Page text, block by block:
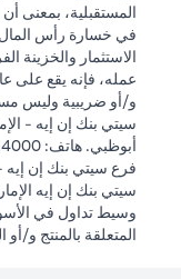
المستقبلية، بمعنى
في خسارة رأس المال
الاستثمار والخزينة
عمله، فإنه يقع على
و/أو ضريبية وليس
أبوظبي. هاتف: 043114000.
فرع سيتي بنك إن إيه
المتعلقة بالمنتج و/